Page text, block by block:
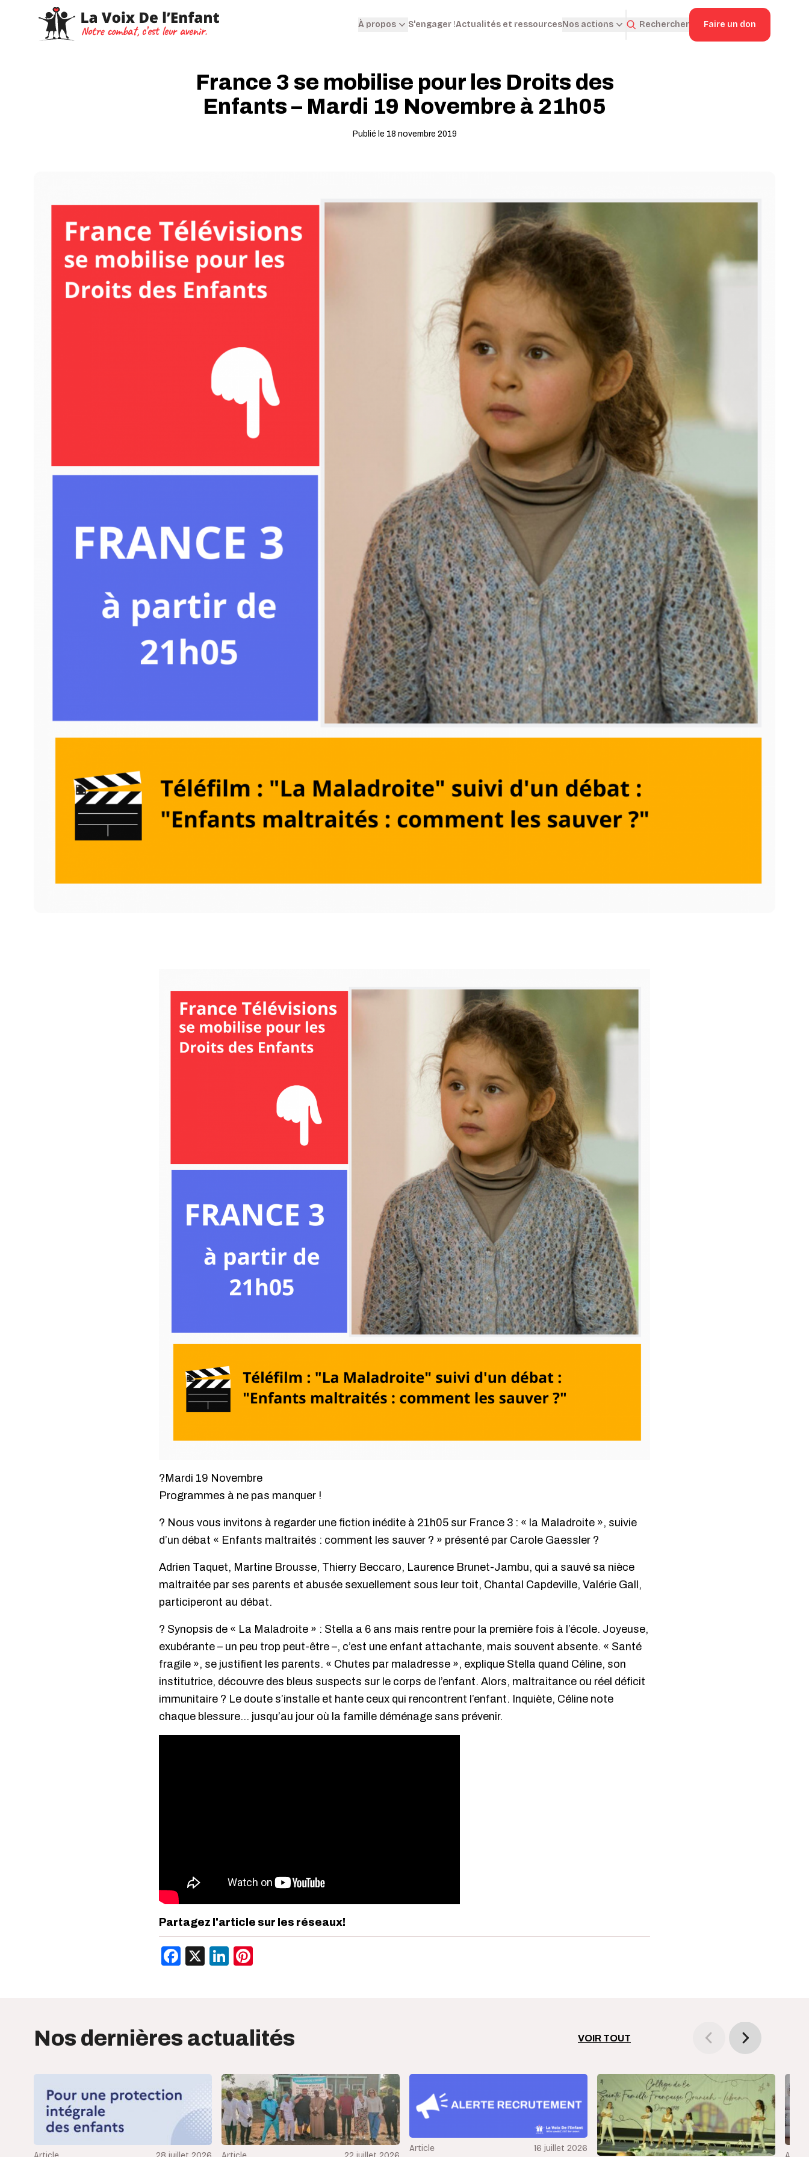
À propos S'engager !Actualités et ressourcesNos actions Rechercher Faire un don
France 3 se mobilise pour les Droits des
Enfants – Mardi 19 Novembre à 21h05
Publié le 18 novembre 2019
? Mardi 19 Novembre
Programmes à ne pas manquer !
? Nous vous invitons à regarder une fiction inédite à 21h05 sur France 3 : « la Maladroite », suivie
d’un débat « Enfants maltraités : comment les sauver ? » présenté par Carole Gaessler ?
Adrien Taquet, Martine Brousse, Thierry Beccaro, Laurence Brunet-Jambu, qui a sauvé sa nièce
maltraitée par ses parents et abusée sexuellement sous leur toit, Chantal Capdeville, Valérie Gall,
participeront au débat.
? Synopsis de « La Maladroite » : Stella a 6 ans mais rentre pour la première fois à l’école. Joyeuse,
exubérante – un peu trop peut-être –, c’est une enfant attachante, mais souvent absente. « Santé
fragile », se justifient les parents. « Chutes par maladresse », explique Stella quand Céline, son
institutrice, découvre des bleus suspects sur le corps de l’enfant. Alors, maltraitance ou réel déficit
immunitaire ? Le doute s’installe et hante ceux qui rencontrent l’enfant. Inquiète, Céline note
chaque blessure… jusqu’au jour où la famille déménage sans prévenir.
Partagez l'article sur les réseaux!
Facebook
X LinkedIn
Nos dernières actualités VOIR TOUT
Article 16 juillet 2026